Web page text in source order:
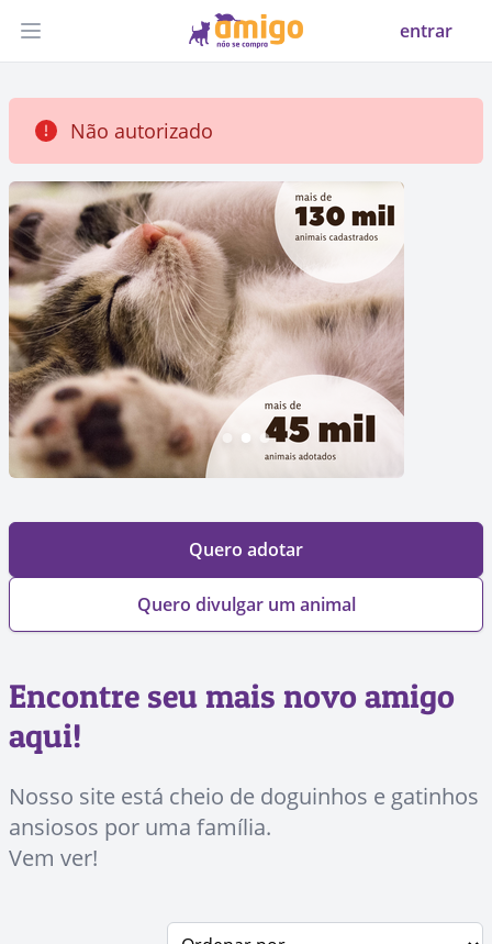
Abrir menu entrar
Não autorizado
Quero adotar
Quero divulgar um animal
Encontre seu mais novo amigo
aqui!
Nosso site está cheio de doguinhos e gatinhos
ansiosos por uma família.
Vem ver!